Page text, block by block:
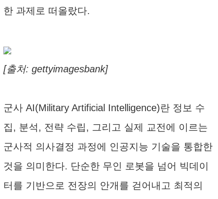
한 과제로 떠올랐다.
[출처: gettyimagesbank]
군사 AI(Military Artificial Intelligence)란 정보 수
집, 분석, 전략 수립, 그리고 실제 교전에 이르는
군사적 의사결정 과정에 인공지능 기술을 통합한
것을 의미한다. 단순한 무인 로봇을 넘어 빅데이
터를 기반으로 전장의 안개를 걷어내고 최적의